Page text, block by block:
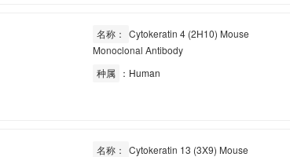
名称：
Cytokeratin 4 (2H10) Mouse
Monoclonal Antibody
种属 ：Human
名称：
Cytokeratin 13 (3X9) Mouse